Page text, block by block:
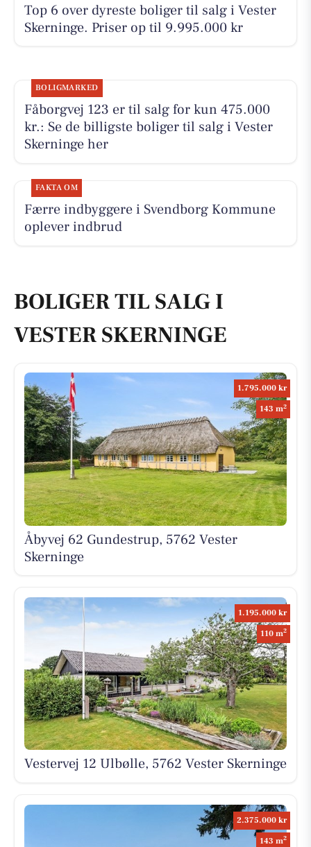
Top 6 over dyreste boliger til salg i Vester
Skerninge. Priser op til 9.995.000 kr
BOLIGMARKED
Fåborgvej 123 er til salg for kun 475.000
kr.: Se de billigste boliger til salg i Vester
Skerninge her
FAKTA OM
Færre indbyggere i Svendborg Kommune
oplever indbrud
BOLIGER TIL SALG I
VESTER SKERNINGE
1.795.000 kr
143 m2
Åbyvej 62 Gundestrup, 5762 Vester
Skerninge
1.195.000 kr
110 m2
Vestervej 12 Ulbølle, 5762 Vester Skerninge
2.375.000 kr
143 m2